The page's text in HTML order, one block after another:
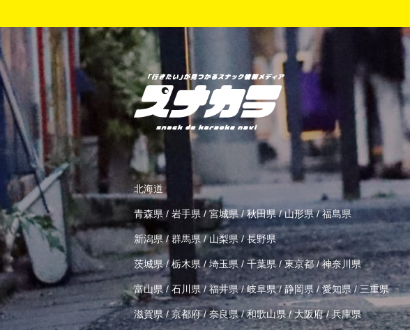
北海道
青森県 / 岩手県 / 宮城県 /秋田県/山形県/福島県
新潟県/ 群馬県 /山梨県 /長野県
茨城県/栃木県 /埼玉県 / 千葉県/東京都 /神奈川県
富山県/ 石川県/福井県/ 岐阜県/ 静岡県 /愛知県/三重県
滋賀県 / 京都府/奈良県/和歌山県/大阪府/ 兵庫県